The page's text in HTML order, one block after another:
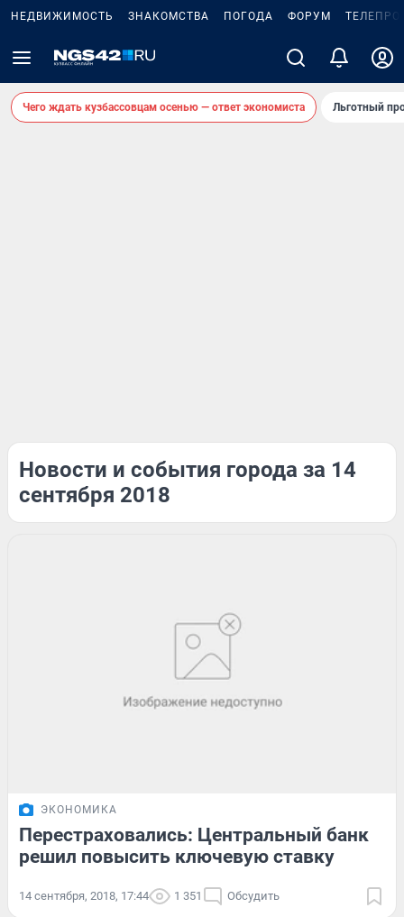
НЕДВИЖИМОСТЬ ЗНАКОМСТВА ПОГОДА ФОРУМ
Чего ждать кузбассовцам осенью — ответ экономиста Льготный
Новости и события города за 14
сентября 2018
ЭКОНОМИКА
Перестраховались: Центральный банк
решил повысить ключевую ставку
14 сентября, 2018, 17:44 1 351 Обсудить